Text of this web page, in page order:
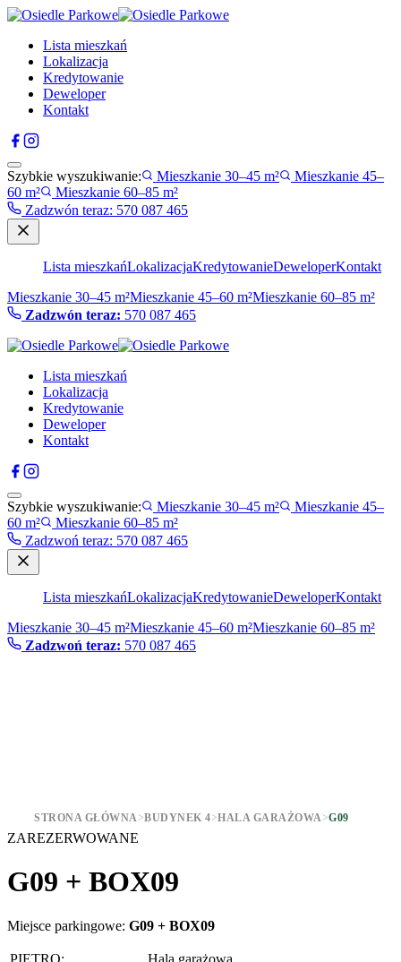
Lista mieszkań
Lokalizacja
Kredytowanie
Deweloper
Kontakt
Szybkie wyszukiwanie: Mieszkanie 30–45 m²
Mieszkanie 45–
60 m²
Mieszkanie 60–85 m²
Zadzwón teraz: 570 087 465
Lista mieszkańLokalizacjaKredytowanieDeweloperKontakt
Mieszkanie 30–45 m²Mieszkanie 45–60 m²Mieszkanie 60–85 m²
Zadzwón teraz: 570 087 465
Lista mieszkań
Lokalizacja
Kredytowanie
Deweloper
Kontakt
Szybkie wyszukiwanie: Mieszkanie 30–45 m²
Mieszkanie 45–
60 m²
Mieszkanie 60–85 m²
Zadzwoń teraz: 570 087 465
Lista mieszkańLokalizacjaKredytowanieDeweloperKontakt
Mieszkanie 30–45 m²Mieszkanie 45–60 m²Mieszkanie 60–85 m²
Zadzwoń teraz: 570 087 465
STRONA GŁÓWNA>BUDYNEK 4>HALA GARAŻOWA>G09
ZAREZERWOWANE
G09 + BOX09
Miejsce parkingowe: G09 + BOX09
PIĘTRO:
Hala garażowa